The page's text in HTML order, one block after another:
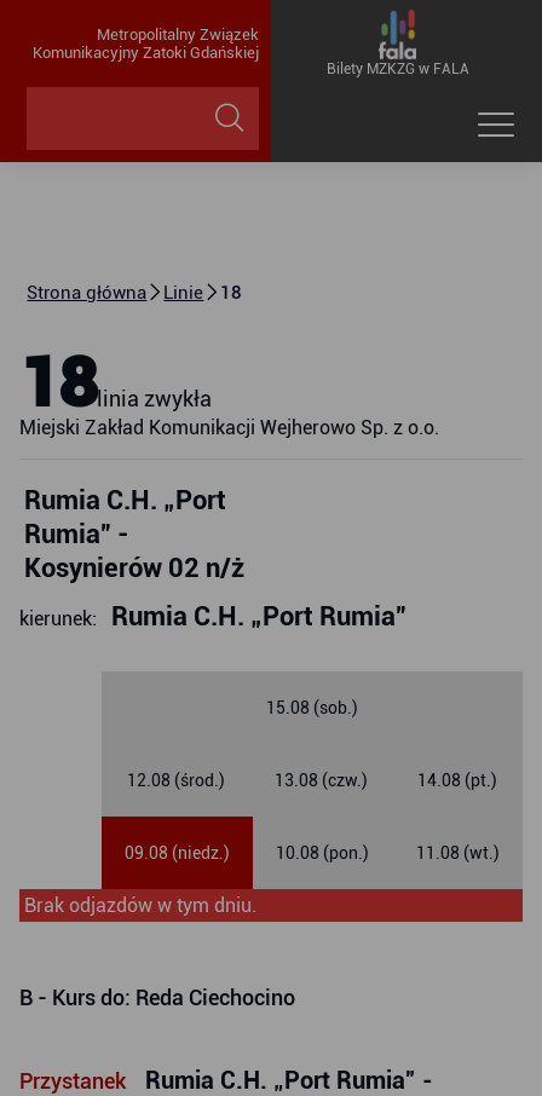
Metropolitalny Związek
Komunikacyjny Zatoki Gdańskiej
Bilety MZKZG w FALA
Strona główna Linie 18
18linia zwykła
Miejski Zakład Komunikacji Wejherowo Sp. z o.o.
Rumia C.H. „Port
Rumia” -
Kosynierów 02 n/ż
kierunek: Rumia C.H. „Port Rumia”
09.08 (niedz.) 10.08 (pon.) 11.08 (wt.)
12.08 (środ.) 13.08 (czw.) 14.08 (pt.)
15.08 (sob.)
Brak odjazdów w tym dniu.
B - Kurs do: Reda Ciechocino
Przystanek
Rumia C.H. „Port Rumia” -